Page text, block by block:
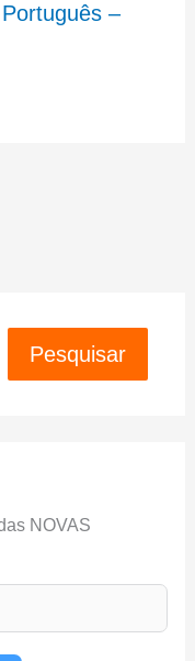
–
Pesquisar
NOVAS